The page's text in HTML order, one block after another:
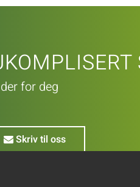
for deg
Skriv til oss